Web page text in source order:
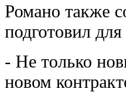
Романо также
подготовил
- Не только
новом